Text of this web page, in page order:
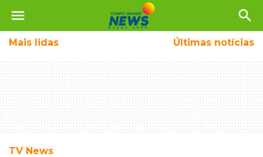
menu search
Mais lidas Últimas notícias
TV News